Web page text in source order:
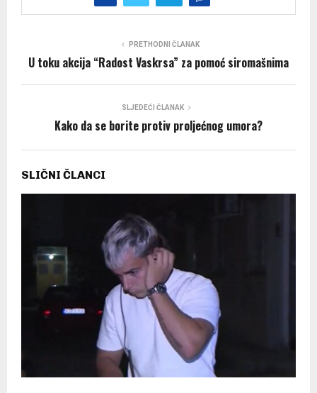
PRETHODNI ČLANAK
U toku akcija “Radost Vaskrsa” za pomoć siromašnima
SLJEDEĆI ČLANAK
Kako da se borite protiv proljećnog umora?
SLIČNI ČLANCI